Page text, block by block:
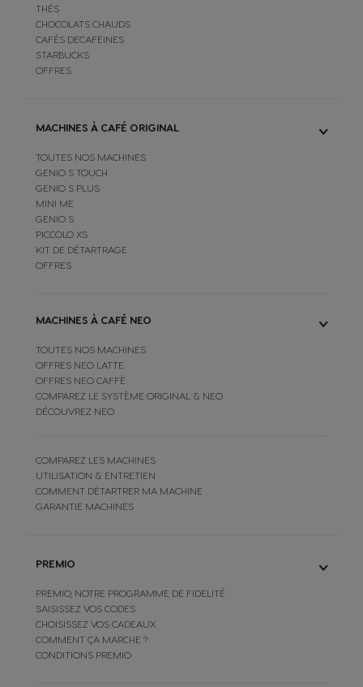
THÉS
CHOCOLATS CHAUDS
CAFÉS DECAFEINES
STARBUCKS
OFFRES
MACHINES À CAFÉ ORIGINAL
TOUTES NOS MACHINES
GENIO S TOUCH
GENIO S PLUS
MINI ME
GENIO S
PICCOLO XS
KIT DE DÉTARTRAGE
OFFRES
MACHINES À CAFÉ NEO
TOUTES NOS MACHINES
OFFRES NEO LATTE
OFFRES NEO CAFFÈ
COMPAREZ LE SYSTÈME ORIGINAL & NEO
DÉCOUVREZ NEO
COMPAREZ LES MACHINES
UTILISATION & ENTRETIEN
COMMENT DÉTARTRER MA MACHINE
GARANTIE MACHINES
PREMIO
PREMIO, NOTRE PROGRAMME DE FIDELITÉ
SAISISSEZ VOS CODES
CHOISISSEZ VOS CADEAUX
COMMENT ÇA MARCHE ?
CONDITIONS PREMIO